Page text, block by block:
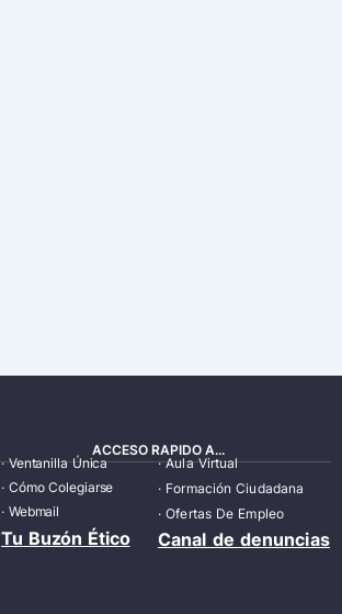
ACCESO RAPIDO A...
·Ventanilla Única
· Cómo Colegiarse
· Webmail
·Aula Virtual
· Formación Ciudadana
·Ofertas De Empleo
Tu Buzón Ético Canal de denuncias